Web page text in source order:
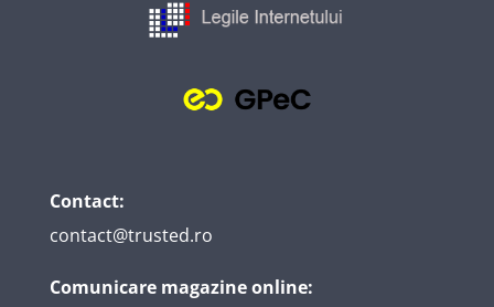
Contact:
contact@trusted.ro
Comunicare magazine online: